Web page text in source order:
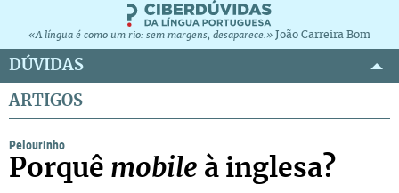
«A língua é como um rio: sem margens, desaparece.» João Carreira Bom
DÚVIDAS
ARTIGOS
Pelourinho
Porquê mobile à inglesa?